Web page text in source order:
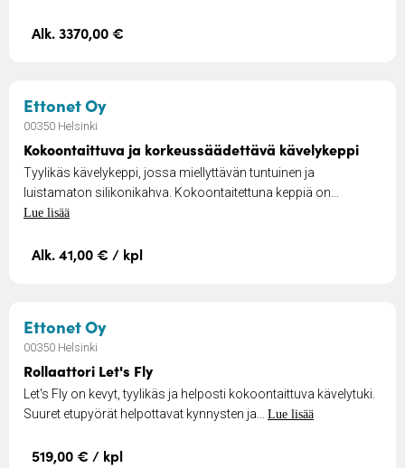
Alk. 3370,00 €
Ettonet Oy– Kokoontaittuva ja
00350 Helsinki
Kokoontaittuva ja korkeussäädettävä kävelykeppi
Tyylikäs kävelykeppi, jossa miellyttävän tuntuinen ja
luistamaton silikonikahva. Kokoontaitettuna keppiä on...
Lue lisää
Alk. 41,00 € / kpl
Ettonet Oy– Rollaattori Let's Fly
00350 Helsinki
Rollaattori Let's Fly
Let's Fly on kevyt, tyylikäs ja helposti kokoontaittuva kävelytuki.
Suuret etupyörät helpottavat kynnysten ja... Lue lisää
519,00 € / kpl